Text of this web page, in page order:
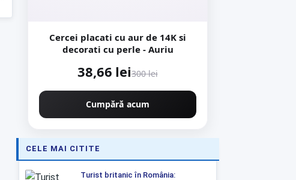
Cercei placati cu aur de 14K si
decorati cu perle - Auriu
38,66 lei300 lei
Cumpără acum
CELE MAI CITITE
Turist britanic în România: